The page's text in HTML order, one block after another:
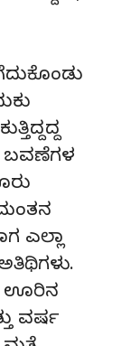
ಬವಣೆಗಳ
ಎಲ್ಲಾ
ಊರಿನ
ವರ್ಷ